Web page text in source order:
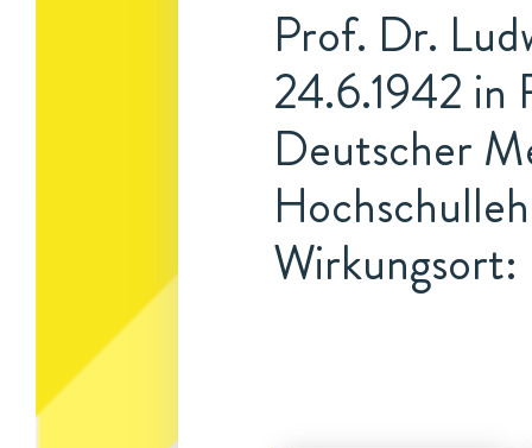
Prof. Dr.
24.6.1942 in
Deutscher
Wirkungsort: